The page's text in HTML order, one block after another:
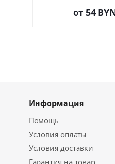
от 54 BYN
Информация
Помощь
Условия оплаты
Условия доставки
Гарантия на товар